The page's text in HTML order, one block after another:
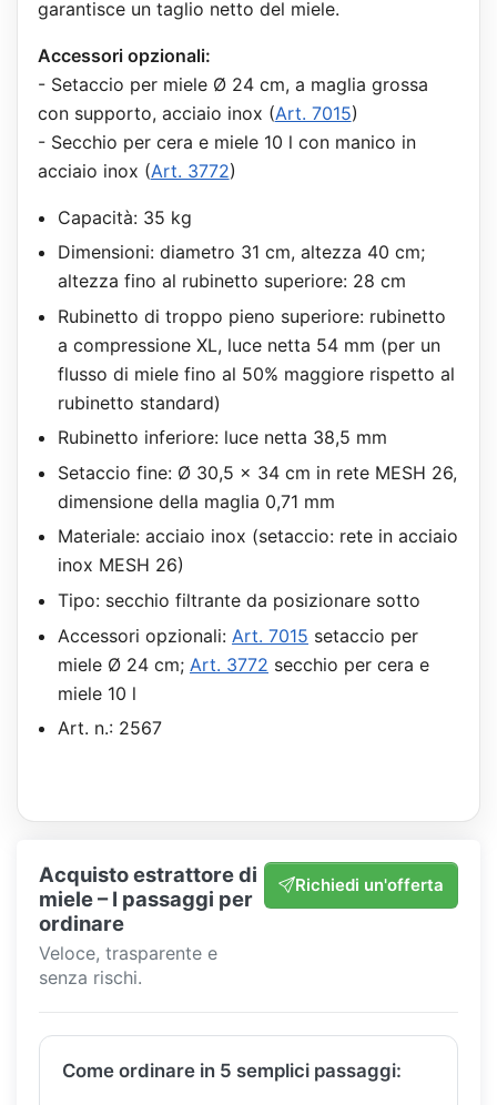
garantisce un taglio netto del miele.
Accessori opzionali:
- Setaccio per miele Ø 24 cm, a maglia grossa
con supporto, acciaio inox (Art. 7015)
- Secchio per cera e miele 10 l con manico in
acciaio inox (Art. 3772)
Capacità: 35 kg
Dimensioni: diametro 31 cm, altezza 40 cm;
altezza fino al rubinetto superiore: 28 cm
Rubinetto di troppo pieno superiore: rubinetto
a compressione XL, luce netta 54 mm (per un
flusso di miele fino al 50% maggiore rispetto al
rubinetto standard)
Rubinetto inferiore: luce netta 38,5 mm
Setaccio fine: Ø 30,5 x 34 cm in rete MESH 26,
dimensione della maglia 0,71 mm
Materiale: acciaio inox (setaccio: rete in acciaio
inox MESH 26)
Tipo: secchio filtrante da posizionare sotto
Accessori opzionali: Art. 7015 setaccio per
miele Ø 24 cm; Art. 3772 secchio per cera e
miele 10 l
Art. n.: 2567
Acquisto estrattore di
miele – I passaggi per
ordinare
Veloce, trasparente e
senza rischi.
Richiedi un'offerta
Come ordinare in 5 semplici passaggi: